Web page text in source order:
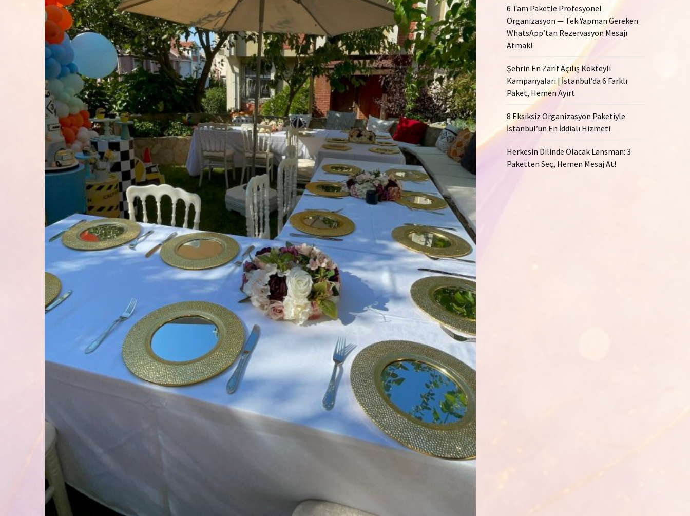
6 Tam Paketle Profesyonel
Organizasyon — Tek Yapman Gereken
WhatsApp’tan Rezervasyon Mesajı
Atmak!
Şehrin En Zarif Açılış Kokteyli
Kampanyaları | İstanbul’da 6 Farklı
Paket, Hemen Ayırt
8 Eksiksiz Organizasyon Paketiyle
İstanbul’un En İddialı Hizmeti
Herkesin Dilinde Olacak Lansman: 3
Paketten Seç, Hemen Mesaj At!